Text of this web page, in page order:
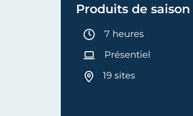
Produits de saison
Durée :
7 heures
Présentiel
19 sites